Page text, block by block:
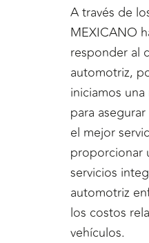
A través de
MEXICANO
responder al
automotriz,
iniciamos
para
el mejor
proporcionar
servicios
automotriz
los costos
vehículos.